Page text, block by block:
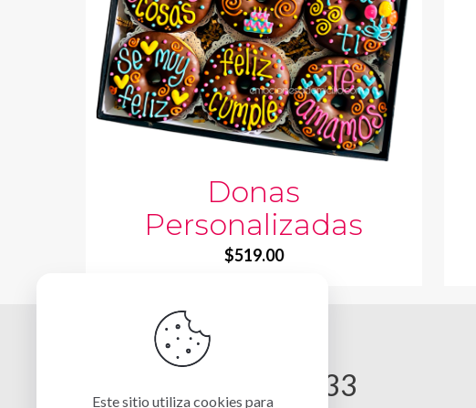
Donas
Personalizadas
$519.00
Contáctanos
55 2713-7733
Este sitio utiliza cookies para